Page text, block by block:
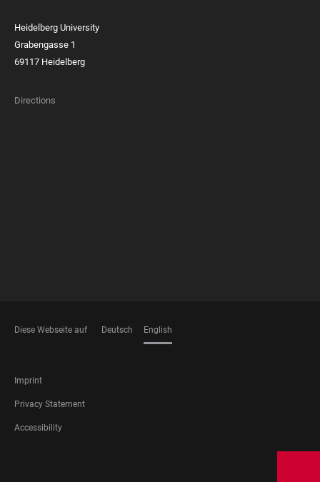
Heidelberg University
Grabengasse 1
69117 Heidelberg
Directions
Diese Webseite auf Deutsch English
FOOTER
LEGAL
Imprint
Privacy Statement
Accessibility